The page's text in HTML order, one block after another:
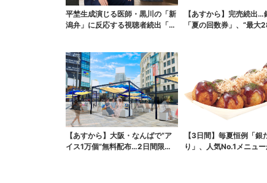
平埜生成演じる医師・黒川の「新
潟弁」に反応する視聴者続出「グ
【あすから】完売続出…
「夏の回数券」、“最大
【あすから】大阪・なんばで“ア
イス1万個”無料配布…2日間限定
【3日間】毎夏恒例「銀
り」、人気No.1メニュ